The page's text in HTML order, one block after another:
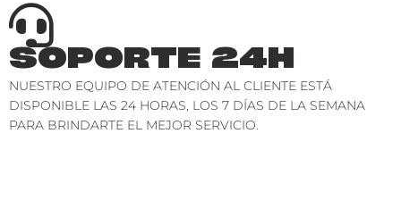
SOPORTE 24H
NUESTRO EQUIPO DE ATENCIÓN AL CLIENTE ESTÁ
DISPONIBLE LAS 24 HORAS, LOS 7 DÍAS DE LA SEMANA
PARA BRINDARTE EL MEJOR SERVICIO.